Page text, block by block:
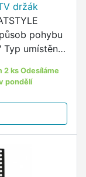
držák
pohybu
Typ umístění
2 ks Odesíláme
pondělí